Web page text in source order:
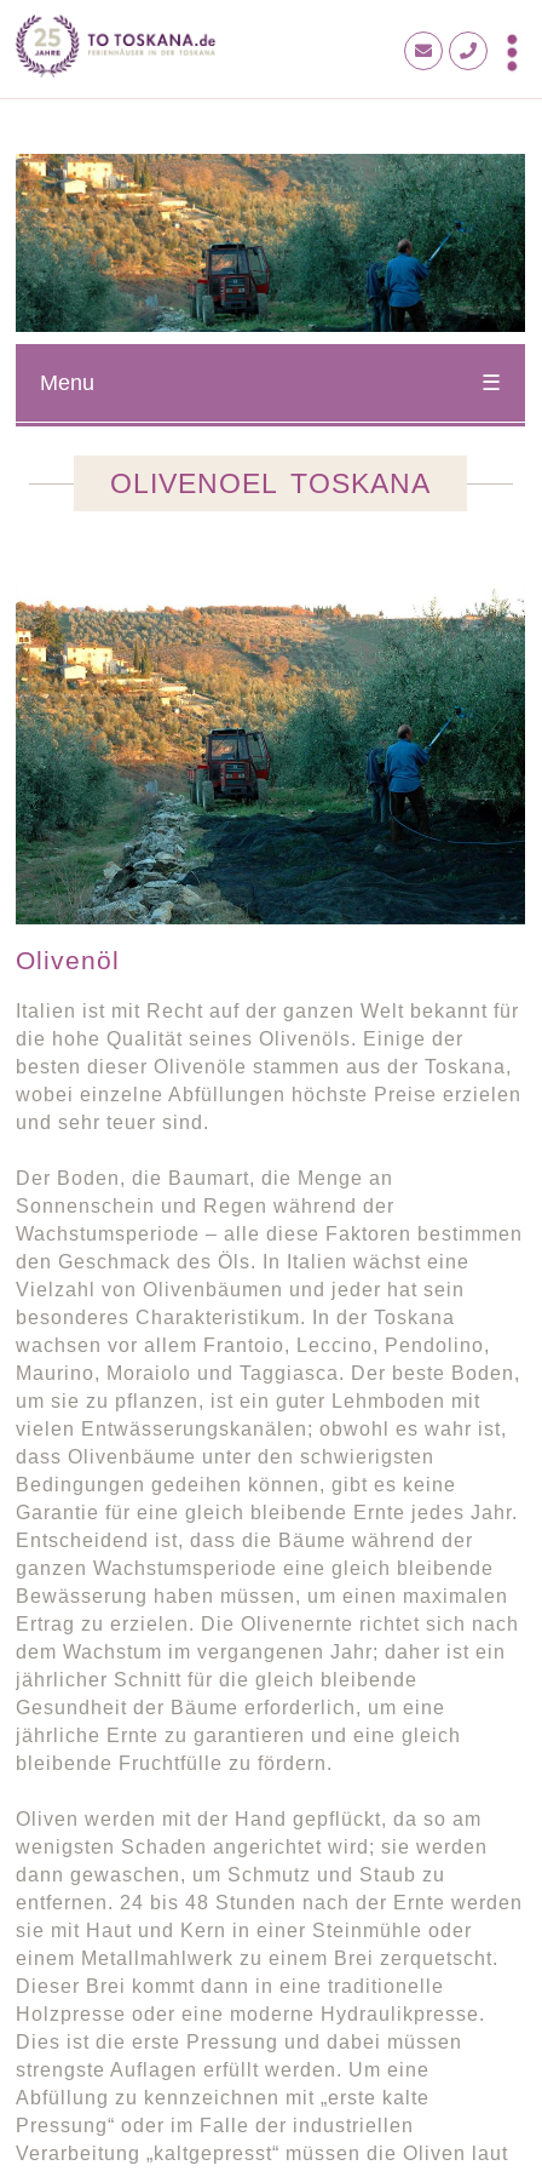
Menu
OLIVENOEL TOSKANA
Olivenöl
Italien ist mit Recht auf der ganzen Welt bekannt für
die hohe Qualität seines Olivenöls. Einige der
besten dieser Olivenöle stammen aus der Toskana,
wobei einzelne Abfüllungen höchste Preise erzielen
und sehr teuer sind.
Der Boden, die Baumart, die Menge an
Sonnenschein und Regen während der
Wachstumsperiode – alle diese Faktoren bestimmen
den Geschmack des Öls. In Italien wächst eine
Vielzahl von Olivenbäumen und jeder hat sein
besonderes Charakteristikum. In der Toskana
wachsen vor allem Frantoio, Leccino, Pendolino,
Maurino, Moraiolo und Taggiasca. Der beste Boden,
um sie zu pflanzen, ist ein guter Lehmboden mit
vielen Entwässerungskanälen; obwohl es wahr ist,
dass Olivenbäume unter den schwierigsten
Bedingungen gedeihen können, gibt es keine
Garantie für eine gleich bleibende Ernte jedes Jahr.
Entscheidend ist, dass die Bäume während der
ganzen Wachstumsperiode eine gleich bleibende
Bewässerung haben müssen, um einen maximalen
Ertrag zu erzielen. Die Olivenernte richtet sich nach
dem Wachstum im vergangenen Jahr; daher ist ein
jährlicher Schnitt für die gleich bleibende
Gesundheit der Bäume erforderlich, um eine
jährliche Ernte zu garantieren und eine gleich
bleibende Fruchtfülle zu fördern.
Oliven werden mit der Hand gepflückt, da so am
wenigsten Schaden angerichtet wird; sie werden
dann gewaschen, um Schmutz und Staub zu
entfernen. 24 bis 48 Stunden nach der Ernte werden
sie mit Haut und Kern in einer Steinmühle oder
einem Metallmahlwerk zu einem Brei zerquetscht.
Dieser Brei kommt dann in eine traditionelle
Holzpresse oder eine moderne Hydraulikpresse.
Dies ist die erste Pressung und dabei müssen
strengste Auflagen erfüllt werden. Um eine
Abfüllung zu kennzeichnen mit „erste kalte
Pressung“ oder im Falle der industriellen
Verarbeitung „kaltgepresst“ müssen die Oliven laut